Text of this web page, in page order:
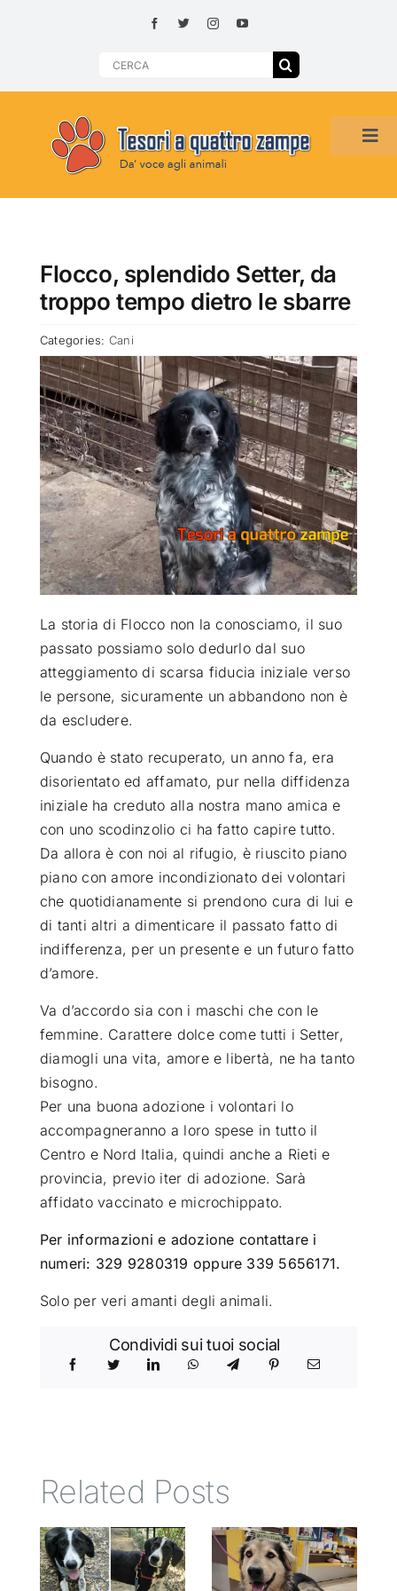
Search
HOME
SMARRITI O DA ADOTTARE
ADOTTATI O RITROVATI
ATTUALITÀ
VIDEO
CHI SIAMO
SEMPRE CON ME
Flocco, splendido Setter, da
troppo tempo dietro le sbarre
Categories: Cani
La storia di Flocco non la conosciamo, il suo
passato possiamo solo dedurlo dal suo
atteggiamento di scarsa fiducia iniziale verso
le persone, sicuramente un abbandono non è
da escludere.
Quando è stato recuperato, un anno fa, era
disorientato ed affamato, pur nella diffidenza
iniziale ha creduto alla nostra mano amica e
con uno scodinzolio ci ha fatto capire tutto.
Da allora è con noi al rifugio, è riuscito piano
piano con amore incondizionato dei volontari
che quotidianamente si prendono cura di lui e
di tanti altri a dimenticare il passato fatto di
indifferenza, per un presente e un futuro fatto
d’amore.
Va d’accordo sia con i maschi che con le
femmine. Carattere dolce come tutti i Setter,
diamogli una vita, amore e libertà, ne ha tanto
bisogno.
Per una buona adozione i volontari lo
accompagneranno a loro spese in tutto il
Centro e Nord Italia, quindi anche a Rieti e
provincia, previo iter di adozione. Sarà
affidato vaccinato e microchippato.
Per informazioni e adozione contattare i
numeri: 329 9280319 oppure 339 5656171.
Solo per veri amanti degli animali.
Condividi sui tuoi social
Related Posts